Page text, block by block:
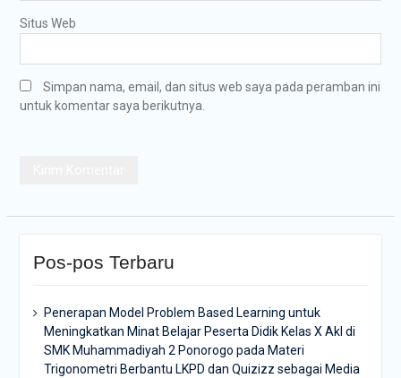
Situs Web
Simpan nama, email, dan situs web saya pada peramban ini
untuk komentar saya berikutnya.
Pos-pos Terbaru
Penerapan Model Problem Based Learning untuk
Meningkatkan Minat Belajar Peserta Didik Kelas X Akl di
SMK Muhammadiyah 2 Ponorogo pada Materi
Trigonometri Berbantu LKPD dan Quizizz sebagai Media